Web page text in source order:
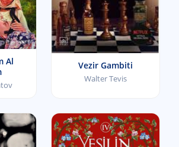
Al
Vezir Gambiti
Walter Tevis